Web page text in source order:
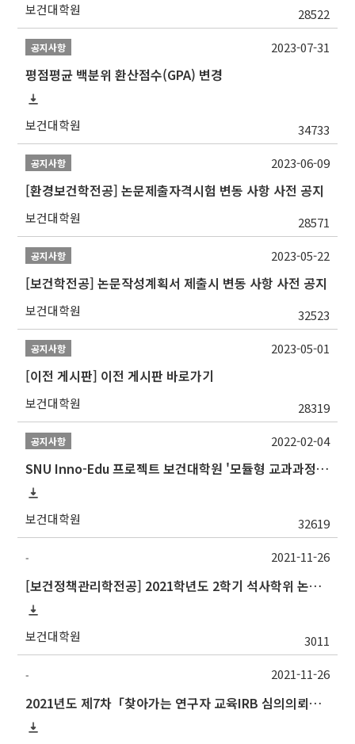
보건대학원 28522
공지사항
평점평균 백분위 환산점수(GPA) 변경
보건대학원 34733
2023-07-31
공지사항
[환경보건학전공] 논문제출자격시험 변동 사항 사전 공지
보건대학원 28571
2023-06-09
공지사항
[보건학전공] 논문작성계획서 제출시 변동 사항 사전 공지
보건대학원 32523
2023-05-22
공지사항
[이전 게시판] 이전 게시판 바로가기
보건대학원 28319
2023-05-01
공지사항
SNU Inno-Edu 프로젝트 보건대학원 '모듈형 교과과정' 안내(revised 2022/2/28)
보건대학원 32619
2022-02-04
-
[보건정책관리학전공] 2021학년도 2학기 석사학위 논문심사 일정
보건대학원 3011
2021-11-26
-
2021년도 제7차「찾아가는 연구자 교육IRB 심의의뢰서 작성법」안내
2021-11-26